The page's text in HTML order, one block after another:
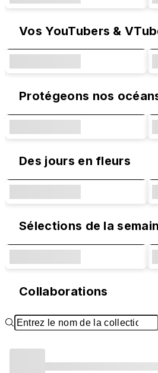
Vos YouTubers &
Protégeons nos
Des jours en fleurs
Sélections de la
Collaborations